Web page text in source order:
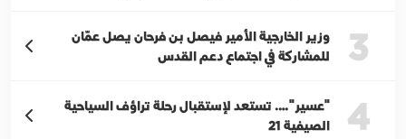
3
وزير الخارجية الأمير فيصل بن فرحان يصل عمّان
للمشاركة في اجتماع دعم القدس
4
"عسير"…. تستعد لإستقبال رحلة تراؤف السياحية
الصيفية 21